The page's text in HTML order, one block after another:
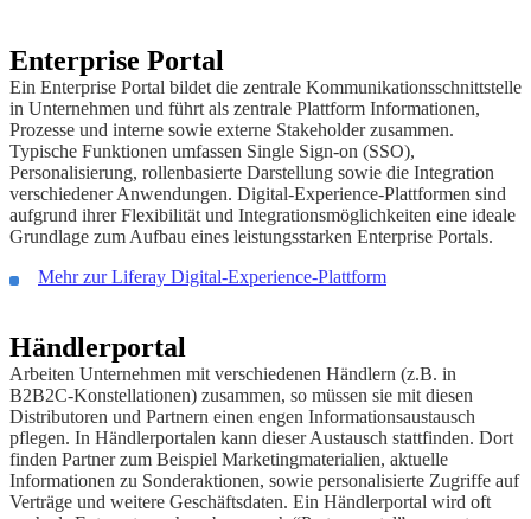
Enterprise Portal
Ein Enterprise Portal bildet die zentrale Kommunikationsschnittstelle
in Unternehmen und führt als zentrale Plattform Informationen,
Prozesse und interne sowie externe Stakeholder zusammen.
Typische Funktionen umfassen Single Sign-on (SSO),
Personalisierung, rollenbasierte Darstellung sowie die Integration
verschiedener Anwendungen. Digital-Experience-Plattformen sind
aufgrund ihrer Flexibilität und Integrationsmöglichkeiten eine ideale
Grundlage zum Aufbau eines leistungsstarken Enterprise Portals.
Mehr zur Liferay Digital-Experience-Plattform
Händlerportal
Arbeiten Unternehmen mit verschiedenen Händlern (z.B. in
B2B2C-Konstellationen) zusammen, so müssen sie mit diesen
Distributoren und Partnern einen engen Informationsaustausch
pflegen. In Händlerportalen kann dieser Austausch stattfinden. Dort
finden Partner zum Beispiel Marketingmaterialien, aktuelle
Informationen zu Sonderaktionen, sowie personalisierte Zugriffe auf
Verträge und weitere Geschäftsdaten. Ein Händlerportal wird oft